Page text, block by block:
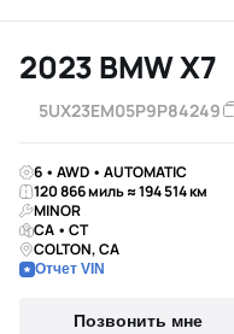
2023 BMW X7
5UX23EM05P9P84249
6 • AWD • AUTOMATIC
120 866 миль ≈ 194 514 км
MINOR
CA • CT
COLTON, CA
Отчет VIN
Позвонить мне